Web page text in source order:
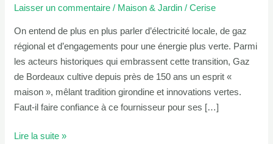
Laisser un commentaire / Maison & Jardin /Cerise
On entend de plus en plus parler d’électricité locale, de gaz
régional et d’engagements pour une énergie plus verte. Parmi
les acteurs historiques qui embrassent cette transition, Gaz
de Bordeaux cultive depuis près de 150 ans un esprit «
maison », mêlant tradition girondine et innovations vertes.
Faut-il faire confiance à ce fournisseur pour ses […]
plan
Lire la suite »